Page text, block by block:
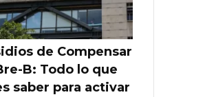
de Compensar
B: Todo lo que
saber para activar